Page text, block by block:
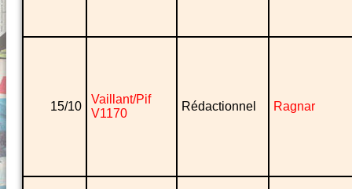
15/10
Vaillant/Pif
V1170
Rédactionnel Ragnar